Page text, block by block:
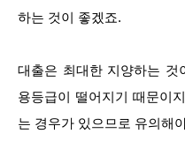
하는 것이 좋겠죠.
대출은 최대한 지양하는 것
용등급이 떨어지기 때문이
는 경우가 있으므로 유의해